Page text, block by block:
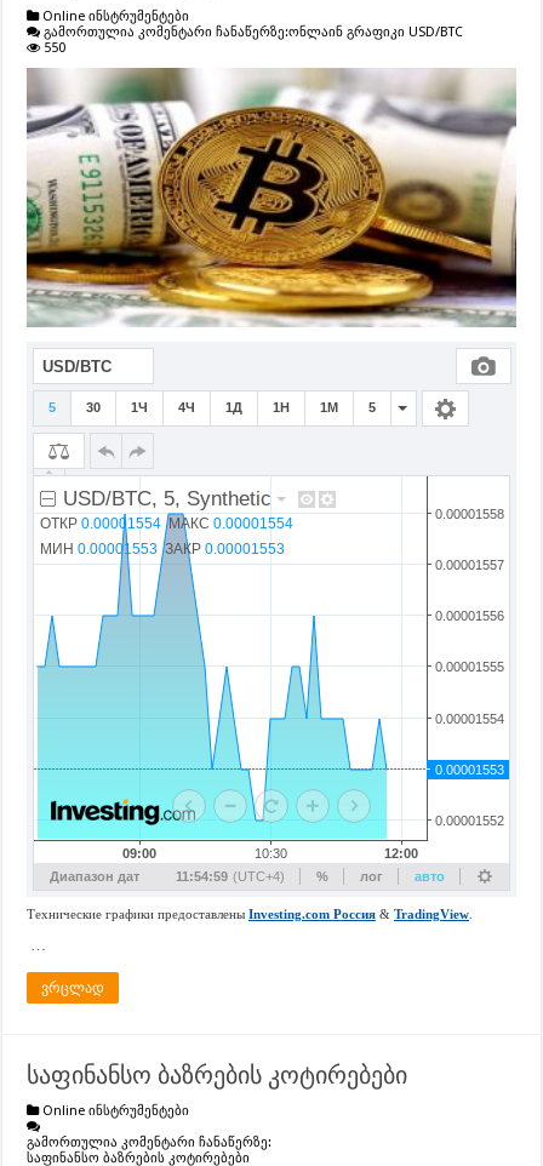
Online ინსტრუმენტები
გამორთულია კომენტარი ჩანაწერზე:ონლაინ გრაფიკი USD/BTC
550
…
ვრცლად
საფინანსო ბაზრების კოტირებები
Online ინსტრუმენტები
გამორთულია კომენტარი ჩანაწერზე:
საფინანსო ბაზრების კოტირებები